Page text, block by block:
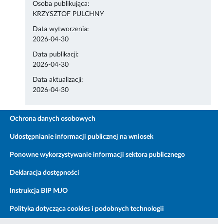
Osoba publikująca:
KRZYSZTOF PULCHNY
Data wytworzenia:
2026-04-30
Data publikacji:
2026-04-30
Data aktualizacji:
2026-04-30
Ochrona danych osobowych
Udostępnianie informacji publicznej na wniosek
Ponowne wykorzystywanie informacji sektora publicznego
Deklaracja dostępności
Instrukcja BIP MJO
Polityka dotycząca cookies i podobnych technologii